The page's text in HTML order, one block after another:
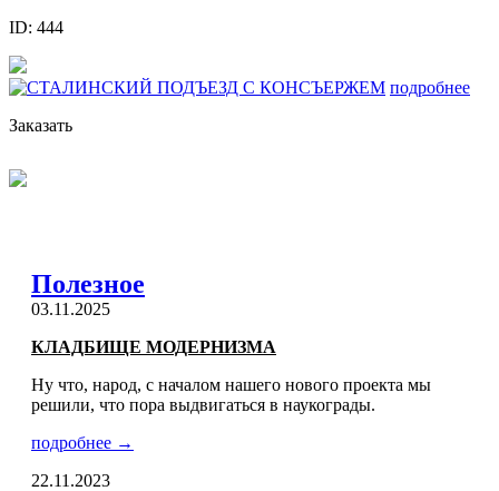
ID: 444
подробнее
Заказать
Полезное
03.11.2025
КЛАДБИЩЕ МОДЕРНИЗМА
Ну что, народ, с началом нашего нового проекта мы
решили, что пора выдвигаться в наукограды.
подробнее →
22.11.2023